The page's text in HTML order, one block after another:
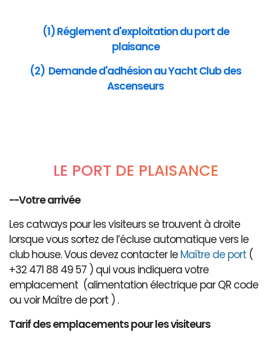
(1) Réglement d'exploitation du port de
plaisance
(2) Demande d'adhésion au Yacht Club des
Ascenseurs
LE PORT DE PLAISANCE
--Votre arrivée
Les catways pour les visiteurs se trouvent à droite
lorsque vous sortez de l’écluse automatique vers le
club house. Vous devez contacter le Maître de port (
+32 471 88 49 57 ) qui vous indiquera votre
emplacement (alimentation électrique par QR code
ou voir Maître de port ) .
Tarif des emplacements pour les visiteurs